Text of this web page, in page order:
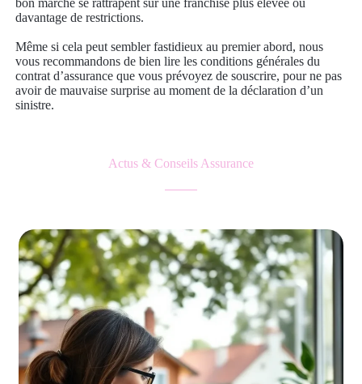
bon marché se rattrapent sur une franchise plus élevée ou
davantage de restrictions.
Même si cela peut sembler fastidieux au premier abord, nous
vous recommandons de bien lire les conditions générales du
contrat d’assurance que vous prévoyez de souscrire, pour ne pas
avoir de mauvaise surprise au moment de la déclaration d’un
sinistre.
Actus & Conseils Assurance